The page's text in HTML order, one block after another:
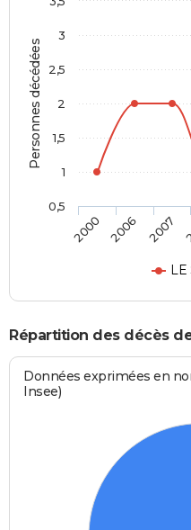
Personnes décédées
LE
2000 2006 2007
0,5
1
1,5
2
2,5
3
Répartition des décès de
Données exprimées en
Insee)